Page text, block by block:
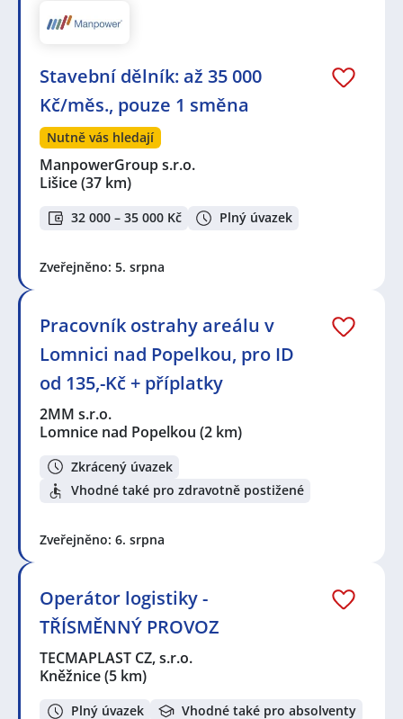
Stavební dělník: až 35 000
Kč/měs., pouze 1 směna
Nutně vás hledají
ManpowerGroup s.r.o.
Lišice(37 km)
32 000 – 35 000 Kč Plný úvazek
Zveřejněno: 5. srpna
Pracovník ostrahy areálu v
Lomnici nad Popelkou, pro ID
od 135,-Kč + příplatky
2MM s.r.o.
Lomnice nad Popelkou (2 km)
Zkrácený úvazek
Vhodné také pro zdravotně postižené
Zveřejněno: 6. srpna
Operátor logistiky -
TŘÍSMĚNNÝ PROVOZ
TECMAPLAST CZ, s.r.o.
Kněžnice(5 km)
Plný úvazek Vhodné také pro absolventy